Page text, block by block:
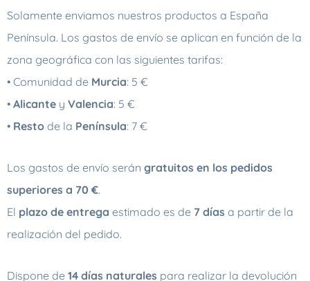
Solamente enviamos nuestros productos a España
Península. Los gastos de envío se aplican en función de la
zona geográfica con las siguientes tarifas:
• Comunidad de Murcia: 5 €
• Alicante y Valencia: 5 €
• Resto de la Península: 7 €
Los gastos de envío serán gratuitos en los pedidos
superiores a 70 €.
El plazo de entrega estimado es de 7 días a partir de la
realización del pedido.
Dispone de 14 días naturales para realizar la devolución